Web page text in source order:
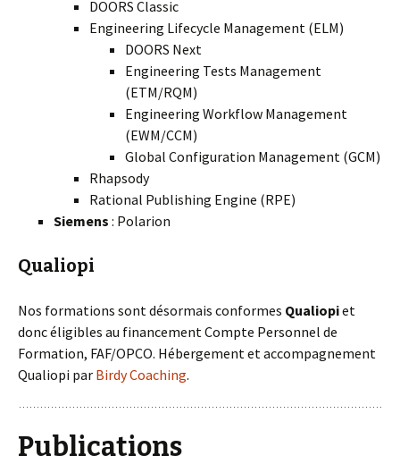
DOORS Classic
Engineering Lifecycle Management (ELM)
DOORS Next
Engineering Tests Management
(ETM/RQM)
Engineering Workflow Management
(EWM/CCM)
Global Configuration Management (GCM)
Rhapsody
Rational Publishing Engine (RPE)
Siemens : Polarion
Qualiopi
Nos formations sont désormais conformes Qualiopiet
donc éligibles au financement Compte Personnel de
Formation, FAF/OPCO. Hébergement et accompagnement
Qualiopi par Birdy Coaching.
Publications